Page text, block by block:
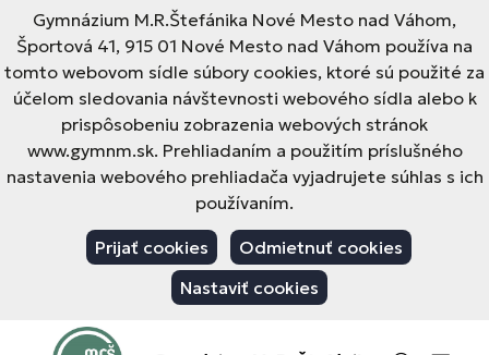
Gymnázium M.R.Štefánika Nové Mesto nad Váhom,
Športová 41, 915 01 Nové Mesto nad Váhom používa na
tomto webovom sídle súbory cookies, ktoré sú použité za
účelom sledovania návštevnosti webového sídla alebo k
prispôsobeniu zobrazenia webových stránok
www.gymnm.sk. Prehliadaním a použitím príslušného
nastavenia webového prehliadača vyjadrujete súhlas s ich
používaním.
Prijať cookies
Odmietnuť cookies
Nastaviť cookies